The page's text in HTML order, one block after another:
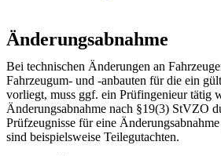
Änderungsabnahme
Bei technischen Änderungen an
Fahrzeugum- und -anbauten für die ein
vorliegt, muss ggf. ein Prüfingenieur tätig
Änderungsabnahme nach §19(3) StVZO
Prüfzeugnisse für eine
sind beispielsweise Teilegutachten.